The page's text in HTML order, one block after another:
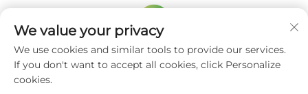
Direitos autorais © Miracle Oruide (guangzhou)
Auto Parts Remanufacturing Co., Ltd. - Política
We value your privacy
We use cookies and similar tools to provide our services.
If you don't want to accept all cookies, click Personalize
cookies.